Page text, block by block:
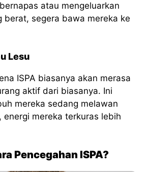
atau mengeluarkan
berat, segera bawa mereka ke
Lesu
ISPA biasanya akan merasa
aktif dari biasanya. Ini
mereka sedang melawan
energi mereka terkuras lebih
Pencegahan ISPA?